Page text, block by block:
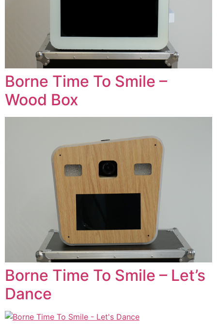
Borne Time To Smile –
Wood Box
Borne Time To Smile – Let’s
Dance